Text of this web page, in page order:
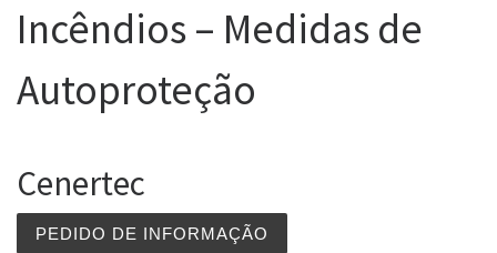
Incêndios – Medidas de
Autoproteção
Cenertec
PEDIDO DE INFORMAÇÃO